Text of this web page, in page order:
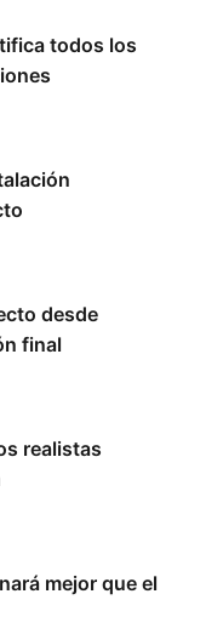
todos los
desde
final
realistas
mejor que el